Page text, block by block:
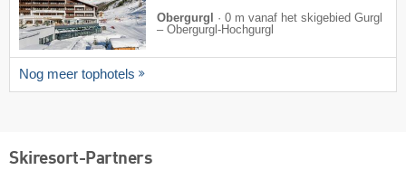
Obergurgl
· 0 m vanaf het skigebied Gurgl
– Obergurgl-Hochgurgl
Nog meer tophotels
Skiresort-Partners